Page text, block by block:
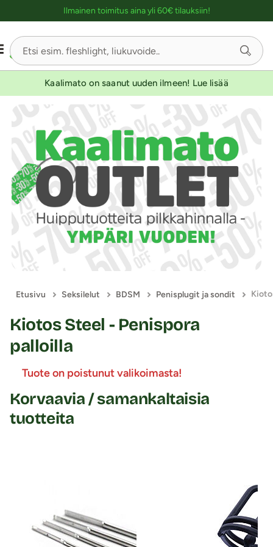
Ilmainen toimitus aina yli 60€ tilauksiin!
Kaalimato on saanut uuden ilmeen! Lue lisää
Etusivu Seksilelut BDSM Penisplugit ja sondit
Kiotos Steel - Penispora
palloilla
Tuote on poistunut valikoimasta!
Korvaavia / samankaltaisia
tuotteita